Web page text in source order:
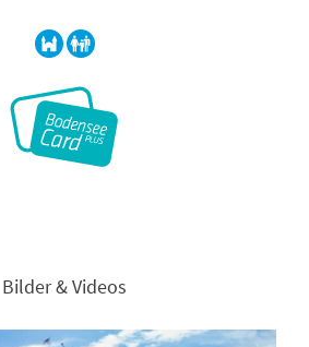
Bilder & Videos